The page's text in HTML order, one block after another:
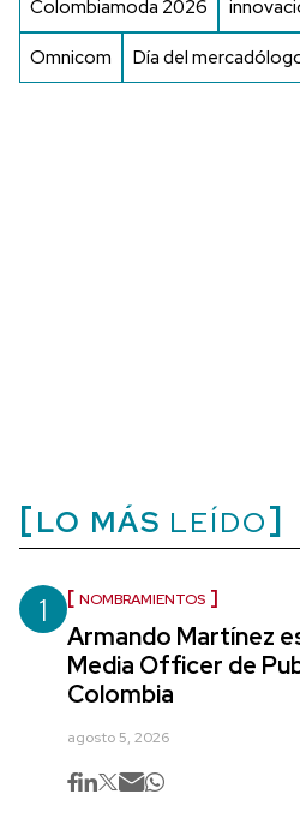
Colombiamoda 2026
Omnicom Día del
LO MÁS LEÍDO
1 NOMBRAMIENTOS
Armando Martínez
Media Officer de
Colombia
agosto 5, 2026